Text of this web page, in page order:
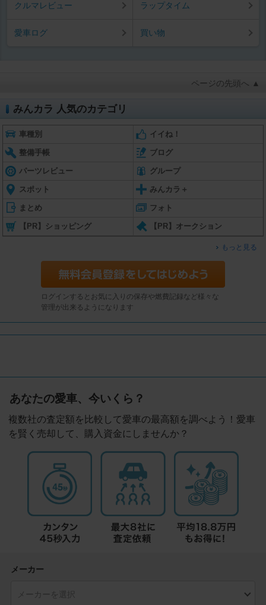
クルマレビュー ラップタイム
愛車ログ 買い物
ページの先頭へ ▲
みんカラ 人気のカテゴリ
車種別 イイね！
整備手帳 ブログ
パーツレビュー グループ
スポット みんカラ＋
まとめ フォト
【PR】ショッピング 【PR】オークション
もっと見る
ログインするとお気に入りの保存や燃費記録など様々な
管理が出来るようになります
あなたの愛車、今いくら？
複数社の査定額を比較して愛車の最高額を調べよう！愛車
を賢く売却して、購入資金にしませんか？
メーカー